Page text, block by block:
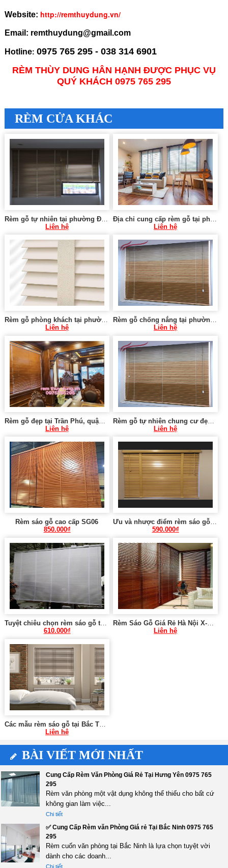
Website: http://remthuydung.vn/
Email: remthuydung@gmail.com
Hotline: 0975 765 295 - 038 314 6901
RÈM THÙY DUNG HÂN HẠNH ĐƯỢC PHỤC VỤ
QUÝ KHÁCH 0975 765 295
RÈM CỬA KHÁC
Rèm gỗ tự nhiên tại phường Định Công, Hoàng Mai
Liên hệ
Địa chỉ cung cấp rèm gỗ tại phường Trung Hoà, Cầu Giấy
Liên hệ
Rèm gỗ phòng khách tại phường Mai Dịch, Cầu Giấy
Liên hệ
Rèm gỗ chống nắng tại phường Quan Hoa, Cầu Giấy
Liên hệ
Rèm gỗ đẹp tại Trần Phú, quận Hoàng Mai
Liên hệ
Rèm gỗ tự nhiên chung cư đẹp tại trung Hòa, Cầu Giấy
Liên hệ
Rèm sáo gỗ cao cấp SG06
850.000₫
Ưu và nhược điểm rèm sáo gỗ X-020
590.000₫
Tuyệt chiêu chọn rèm sáo gỗ tại Hà Nội 0975 765 295 SG03
610.000₫
Rèm Sáo Gỗ Giá Rẻ Hà Nội X-007
Liên hệ
Các mẫu rèm sáo gỗ tại Bắc Từ Liêm Hà Nội 0975 765 295 X-018
Liên hệ
BÀI VIẾT MỚI NHẤT
Cung Cấp Rèm Văn Phòng Giá Rẻ Tại Hưng Yên 0975 765
295
Rèm văn phòng một vật dụng không thể thiếu cho bất cứ
không gian làm việc...
Chi tiết
✅ Cung Cấp Rèm văn Phòng Giá rẻ Tại Bắc Ninh 0975 765
295
Rèm cuốn văn phòng tại Bắc Ninh là lựa chọn tuyệt vời
dành cho các doanh...
Chi tiết